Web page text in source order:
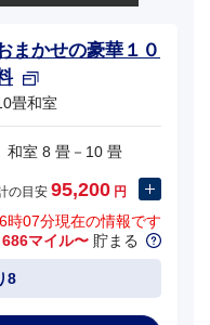
まかせの豪華１０
畳和室
和室 8 畳－10 畳
の目安 95,200 円
時07分現在の情報です
686マイル〜 貯まる
8